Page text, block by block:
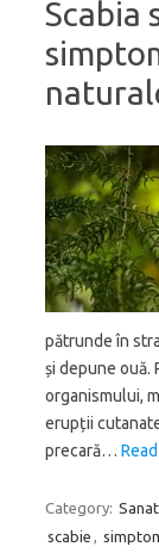
Scabia
pătrunde în
și depune ouă.
organismului,
erupții
precară…
Category:
scabie ,